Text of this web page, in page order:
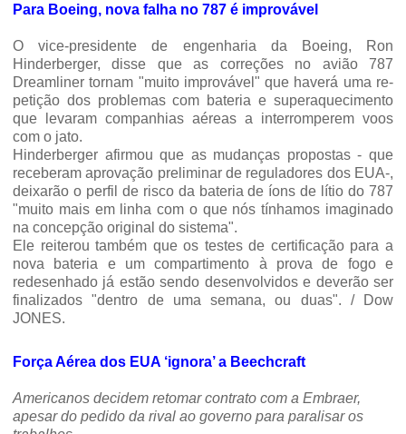
Para Boeing, nova falha no 787 é improvável
O vice-presidente de engenharia da Boeing, Ron
Hinderberger, disse que as correções no avião 787
Dreamliner tornam "muito improvável" que haverá uma re­
petição dos problemas com bateria e superaquecimento
que levaram companhias aéreas a inter­romperem voos
com o jato.
Hinderberger afirmou que as mudanças propostas - que
rece­beram aprovação preliminar de reguladores dos EUA-,
deixarão o perfil de risco da bateria de íons de lítio do 787
"muito mais em linha com o que nós tínha­mos imaginado
na concepção original do sistema".
Ele reiterou também que os testes de certificação para a
nova bateria e um compartimento à prova de fogo e
redesenhado já estão sendo desenvolvidos e de­verão ser
finalizados "dentro de uma semana, ou duas". / Dow
JONES.
Força Aérea dos EUA ‘ignora’ a Beechcraft
Americanos decidem retomar contrato com a Embraer,
apesar do pedido da rival ao governo para paralisar os